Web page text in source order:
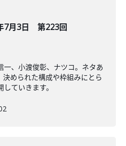
7月3日 第223回
一、小渡俊彰、ナツコ。ネタあ
決められた構成や枠組みにとら
ていきます。